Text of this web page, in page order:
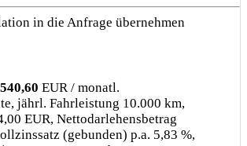
in die Anfrage übernehmen
540,60 EUR / monatl.
jährl. Fahrleistung 10.000 km,
EUR, Nettodarlehensbetrag
(gebunden) p.a. 5,83 %,